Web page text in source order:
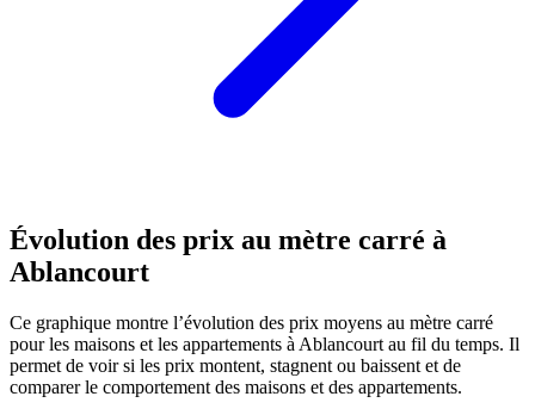
Évolution des prix au mètre carré à
Ablancourt
Ce graphique montre l’évolution des prix moyens au mètre carré
pour les maisons et les appartements à Ablancourt au fil du temps. Il
permet de voir si les prix montent, stagnent ou baissent et de
comparer le comportement des maisons et des appartements.